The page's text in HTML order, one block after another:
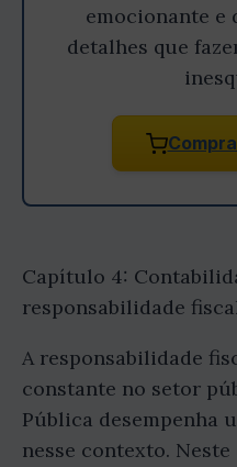
emocionante e
detalhes que
Capítulo 4:
responsabilidade
A responsabilidade
constante no setor
Pública desempenha
nesse contexto.